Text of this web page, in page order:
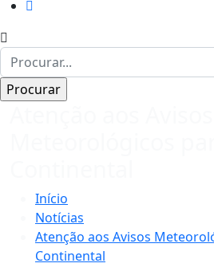
Início
Notícias
Atenção aos Avisos
Continental